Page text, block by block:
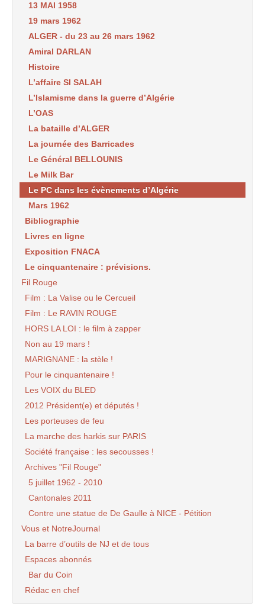
13 MAI 1958
19 mars 1962
ALGER - du 23 au 26 mars 1962
Amiral DARLAN
Histoire
L’affaire SI SALAH
L’Islamisme dans la guerre d’Algérie
L’OAS
La bataille d’ALGER
La journée des Barricades
Le Général BELLOUNIS
Le Milk Bar
Le PC dans les évènements d’Algérie
Mars 1962
Bibliographie
Livres en ligne
Exposition FNACA
Le cinquantenaire : prévisions.
Fil Rouge
Film : La Valise ou le Cercueil
Film : Le RAVIN ROUGE
HORS LA LOI : le film à zapper
Non au 19 mars !
MARIGNANE : la stèle !
Pour le cinquantenaire !
Les VOIX du BLED
2012 Président(e) et députés !
Les porteuses de feu
La marche des harkis sur PARIS
Société française : les secousses !
Archives "Fil Rouge"
5 juillet 1962 - 2010
Cantonales 2011
Contre une statue de De Gaulle à NICE - Pétition
Vous et NotreJournal
La barre d’outils de NJ et de tous
Espaces abonnés
Bar du Coin
Rédac en chef